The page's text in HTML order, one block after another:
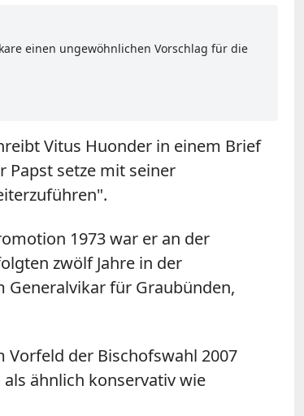
einen ungewöhnlichen Vorschlag für die
Vitus Huonder in einem Brief
Papst setze mit seiner
1973 war er an der
zwölf Jahre in der
Generalvikar für Graubünden,
Vorfeld der Bischofswahl 2007
ähnlich konservativ wie